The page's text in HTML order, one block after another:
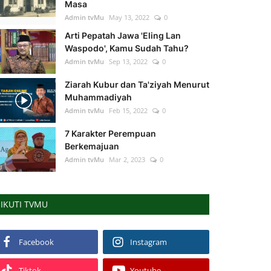
Masa
Admin tvMu May 13, 2022 0
Arti Pepatah Jawa 'Eling Lan
Waspodo', Kamu Sudah Tahu?
Admin tvMu Sep 13, 2022 0
Ziarah Kubur dan Ta'ziyah Menurut
Muhammadiyah
Admin tvMu Feb 15, 2022 0
7 Karakter Perempuan
Berkemajuan
Admin tvMu Mar 2, 2023 0
IKUTI TVMU
Facebook Instagram